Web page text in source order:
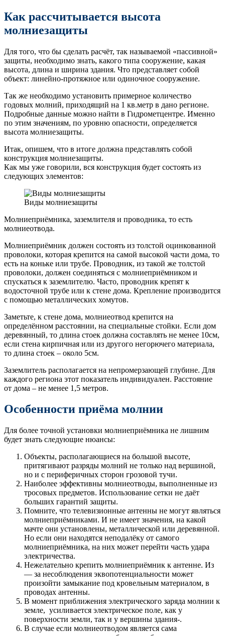
Как рассчитывается высота
молниезащиты
Для того, что бы сделать расчёт, так называемой «пассивной»
защиты, необходимо знать, какого типа сооружение, какая
высота, длина и ширина здания. Что представляет собой
объект: линейно-протяжное или одиночное сооружение.
Так же необходимо установить примерное количество
годовых молний, приходящий на 1 кв.метр в дано регионе.
Подробные данные можно найти в Гидрометцентре. Именно
по этим значениям, по уровню опасности, определяется
высота молниезащиты.
Итак, опишем, что в итоге должна представлять собой
конструкция молниезащиты.
Как мы уже говорили, вся конструкция будет состоять из
следующих элементов:
Виды молниезащиты
Молниеприёмника, заземлителя и проводника, то есть
молниеотвода.
Молниеприёмник должен состоять из толстой оцинкованной
проволоки, которая крепится на самой высокой части дома, то
есть на коньке или трубе. Проводник, из такой же толстой
проволоки, должен соединяться с молниеприёмником и
спускаться к заземлителю. Часто, проводник крепят к
водосточной трубе или к стене дома. Крепление производится
с помощью металлических хомутов.
Заметьте, к стене дома, молниеотвод крепится на
определённом расстоянии, на специальные стойки. Если дом
деревянный, то длина стоек должна составлять не менее 10см,
если стена кирпичная или из другого негорючего материала,
то длина стоек – около 5см.
Заземлитель располагается на непромерзающей глубине. Для
каждого региона этот показатель индивидуален. Расстояние
от дома – не менее 1,5 метров.
Особенности приёма молнии
Для более точной установки молниеприёмника не лишним
будет знать следующие нюансы:
Объекты, располагающиеся на большой высоте,
притягивают разряды молний не только над вершиной,
но и с периферичных сторон грозовой тучи.
Наиболее эффективны молниеотводы, выполненные из
тросовых предметов. Использование сетки не даёт
больших гарантий защиты.
Помните, что телевизионные антенны не могут являться
молниеприёмниками. И не имеет значения, на какой
мачте они установлены, металлической или деревянной.
Но если они находятся неподалёку от самого
молниеприёмника, на них может перейти часть удара
электричества.
Нежелательно крепить молниеприёмник к антенне. Из
— за несоблюдения эквопотенциальности может
произойти замыкание под кровельным материалом, в
проводах антенны.
В момент приближения электрического заряда молнии к
земле, усиливается электрическое поле, как у
поверхности земли, так и у вершины здания-.
В случае если молниеотводом является сама